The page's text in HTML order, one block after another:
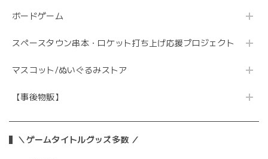
ボードゲーム
スペースタウン串本・ロケット打ち上げ応援プロジェクト
マスコット/ぬいぐるみストア
【事後物販】
＼ゲームタイトルグッズ多数 ／